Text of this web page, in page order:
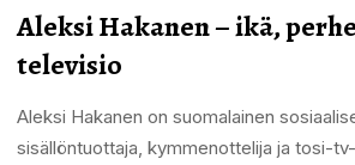
Aleksi Hakanen – ikä,
televisio
Aleksi Hakanen on suomalainen
sisällöntuottaja, kymmenottelija ja tosi-